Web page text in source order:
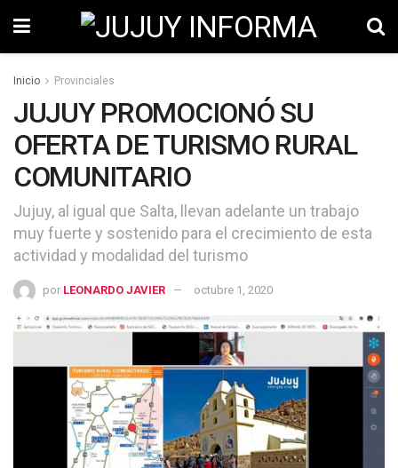
Inicio Provinciales
JUJUY PROMOCIONÓ SU
OFERTA DE TURISMO RURAL
COMUNITARIO
Jujuy, al igual que Salta, llevan adelante un trabajo
muy fuerte y sostenido para el crecimiento de esta
actividad y modalidad del turismo
por LEONARDO JAVIER octubre 1, 2020